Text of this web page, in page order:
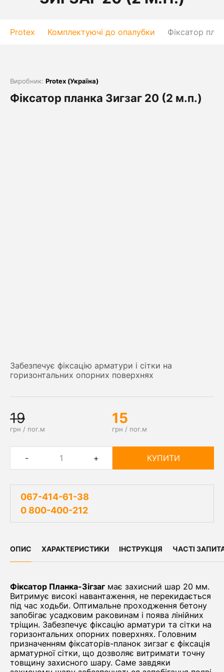
Protex Комплектуючі до опалубки Фіксатор
Виробник: Protex (Україна)
Фіксатор планка Зигзаг 20 (2 м.п.)
Забезпечує фіксацію арматури і сітки на
горизонтальних опорних поверхнях
19
грн / пог.м
15
грн / пог.м
- + КУПИТИ
067-414-61-38
0 800-400-212
ОПИС ХАРАКТЕРИСТИКИ ІНСТРУКЦІЯ ЧАСТІ
Фіксатор Планка-Зігзаг має захисний шар 20 мм.
Витримує високі навантаження, не перекидається
під час ходьби. Оптимальне проходження бетону
запобігає усадковим раковинам і поява лінійних
тріщин. Забезпечує фіксацію арматури та сітки на
горизонтальних опорних поверхнях. Головним
призначенням фіксаторів-планок зигзаг є фіксація
арматурної сітки, що дозволяє витримати точну
товщину захисного шару. Саме завдяки